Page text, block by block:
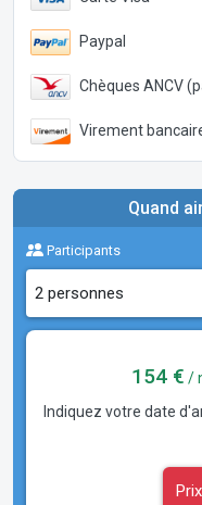
Paypal
Chèques ANCV
Virement
Quand
Participants
154 € /
Indiquez votre date